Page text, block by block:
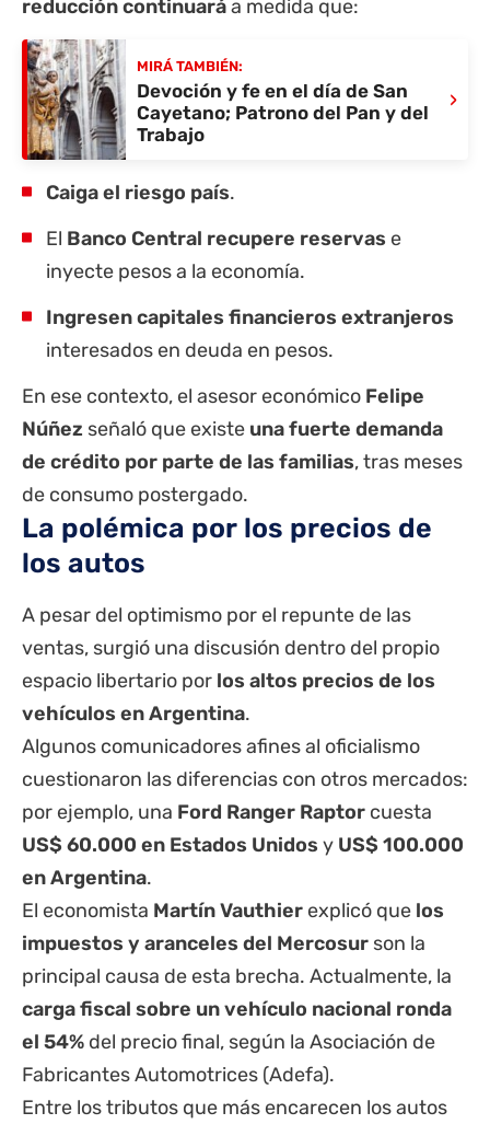
reducción continuaráa medida que:
MIRÁ TAMBIÉN:
Devoción y fe en el día de San
Cayetano; Patrono del Pan y del
Trabajo
›
Caiga el riesgo país.
El Banco Central recupere reservas e
inyecte pesos a la economía.
Ingresen capitales financieros extranjeros
interesados en deuda en pesos.
En ese contexto, el asesor económico Felipe
Núñez señaló que existe una fuerte demanda
de crédito por parte de las familias, tras meses
de consumo postergado.
La polémica por los precios de
los autos
A pesar del optimismo por el repunte de las
ventas, surgió una discusión dentro del propio
espacio libertario por los altos precios de los
vehículos en Argentina.
Algunos comunicadores afines al oficialismo
cuestionaron las diferencias con otros mercados:
por ejemplo, una Ford Ranger Raptor cuesta
US$ 60.000 en Estados Unidos y US$ 100.000
en Argentina.
El economista Martín Vauthier explicó que los
impuestos y aranceles del Mercosur son la
principal causa de esta brecha. Actualmente, la
carga fiscal sobre un vehículo nacional ronda
el 54% del precio final, según la Asociación de
Fabricantes Automotrices (Adefa).
Entre los tributos que más encarecen los autos